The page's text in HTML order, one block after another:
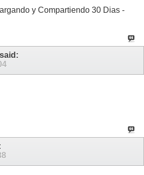
y Compartiendo 30 Dias -
said: